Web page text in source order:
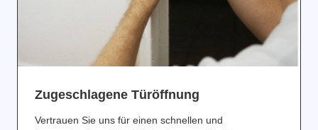
Zugeschlagene Türöffnung
Vertrauen Sie uns für einen schnellen und